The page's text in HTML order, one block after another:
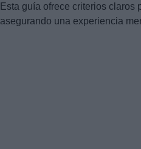
Esta guía ofrece criterios claros
asegurando una experiencia